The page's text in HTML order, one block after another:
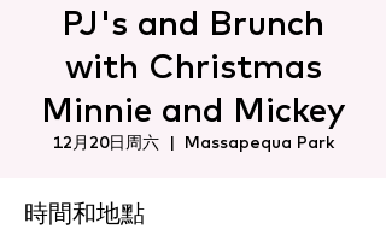
PJ's and Brunch
with Christmas
Minnie and Mickey
12月20日周六
  |
Massapequa Park
時間和地點